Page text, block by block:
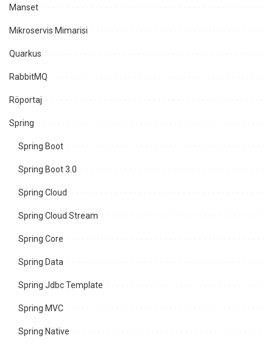
Manset
Mikroservis Mimarisi
Quarkus
RabbitMQ
Röportaj
Spring
Spring Boot
Spring Boot 3.0
Spring Cloud
Spring Cloud Stream
Spring Core
Spring Data
Spring Jdbc Template
Spring MVC
Spring Native